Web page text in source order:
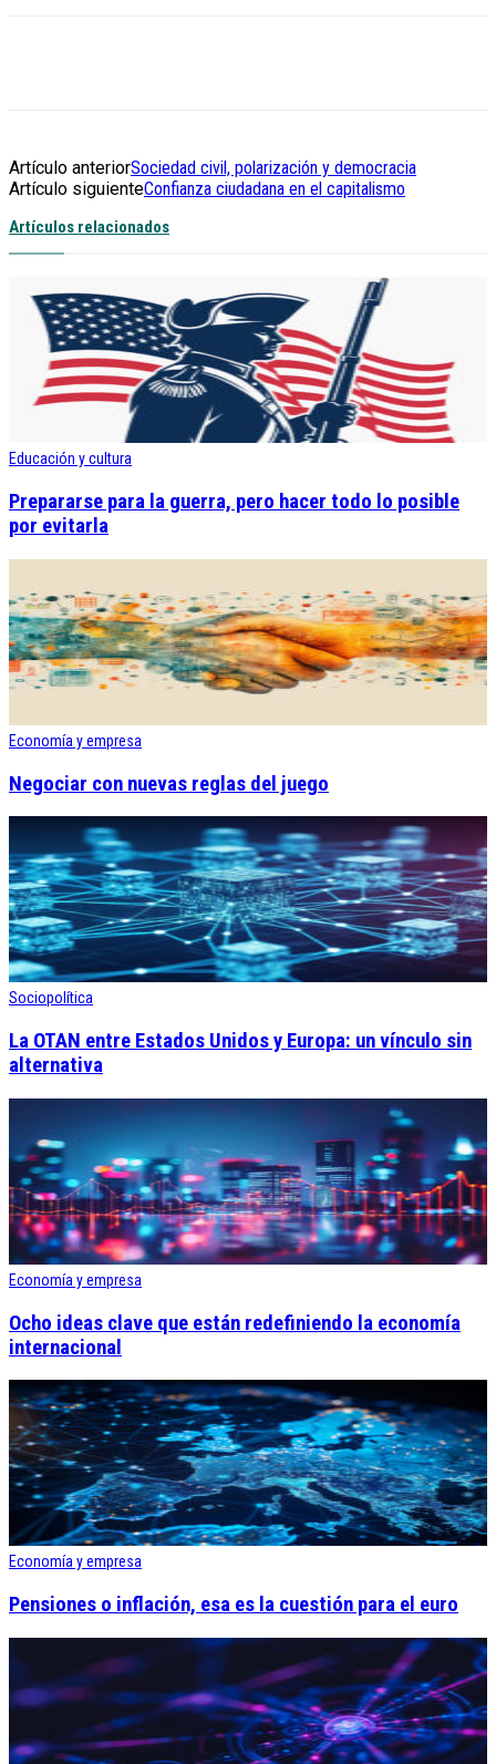
Artículo anteriorSociedad civil, polarización y democracia
Artículo siguienteConfianza ciudadana en el capitalismo
Artículos relacionados
Educación y cultura
Prepararse para la guerra, pero hacer todo lo posible
por evitarla
Economía y empresa
Negociar con nuevas reglas del juego
Sociopolítica
La OTAN entre Estados Unidos y Europa: un vínculo sin
alternativa
Economía y empresa
Ocho ideas clave que están redefiniendo la economía
internacional
Economía y empresa
Pensiones o inflación, esa es la cuestión para el euro